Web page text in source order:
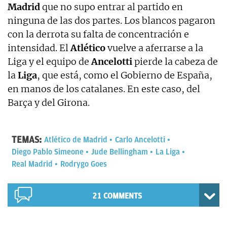
Madridque no supo entrar al partido en
ninguna de las dos partes. Los blancos pagaron
con la derrota su falta de concentración e
intensidad. ElAtléticovuelve a aferrarse a la
Liga y el equipo deAncelottipierde la cabeza de
laLiga, que está, como el Gobierno de España,
en manos de los catalanes. En este caso, del
Barça y del Girona.
TEMAS: Atlético de Madrid
Carlo Ancelotti
Diego Pablo Simeone
Jude Bellingham
La Liga
Real Madrid
Rodrygo Goes
21 COMMENTS